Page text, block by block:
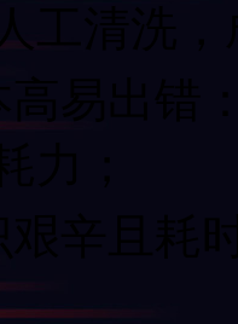
工清洗
易出错
力；
辛且耗